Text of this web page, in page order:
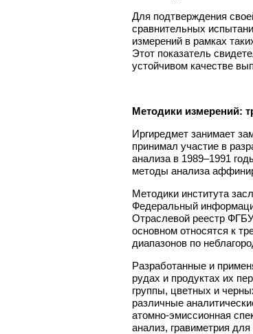
Для подтверждения
сравнительных
измерений в рамках
Этот показатель
устойчивом качестве
Методики измерений:
Иргиредмет занимает
принимал участие в
анализа в 1989–1991
методы анализа
Методики института
Федеральный
Отраслевой реестр
основном относятся к
диапазонов по
Разработанные и
рудах и продуктах их
группы, цветных и
различные
атомно-эмиссионная
анализ, гравиметрия